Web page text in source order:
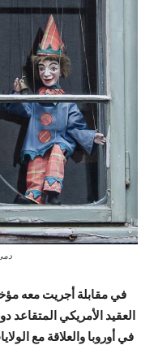
في مقابلة أجريت معه
العقيد الأمريكي المتقاعد
في أوروبا والعلاقة مع